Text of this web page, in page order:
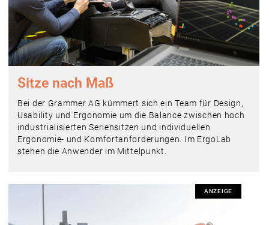
Sitze nach Maß
Bei der Grammer AG kümmert sich ein Team für Design,
Usability und Ergonomie um die Balance zwischen hoch
industrialisierten Seriensitzen und individuellen
Ergonomie- und Komfortanforderungen. Im ErgoLab
stehen die Anwender im Mittelpunkt.
ANZEIGE